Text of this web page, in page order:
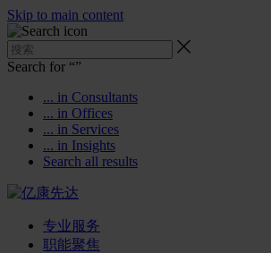
Skip to main content
Search for “”
... in Consultants
... in Offices
... in Services
... in Insights
Search all results
专业服务
职能聚焦